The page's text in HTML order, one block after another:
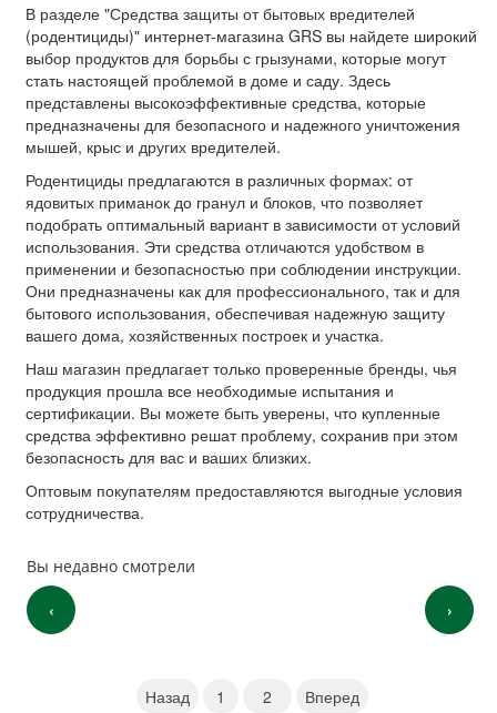
В разделе "Средства защиты от бытовых вредителей
(родентициды)" интернет-магазина GRS вы найдете широкий
выбор продуктов для борьбы с грызунами, которые могут
стать настоящей проблемой в доме и саду. Здесь
представлены высокоэффективные средства, которые
предназначены для безопасного и надежного уничтожения
мышей, крыс и других вредителей.
Родентициды предлагаются в различных формах: от
ядовитых приманок до гранул и блоков, что позволяет
подобрать оптимальный вариант в зависимости от условий
использования. Эти средства отличаются удобством в
применении и безопасностью при соблюдении инструкции.
Они предназначены как для профессионального, так и для
бытового использования, обеспечивая надежную защиту
вашего дома, хозяйственных построек и участка.
Наш магазин предлагает только проверенные бренды, чья
продукция прошла все необходимые испытания и
сертификации. Вы можете быть уверены, что купленные
средства эффективно решат проблему, сохранив при этом
безопасность для вас и ваших близких.
Оптовым покупателям предоставляются выгодные условия
сотрудничества.
Вы недавно смотрели
‹ ›
Назад 1 2 Вперед